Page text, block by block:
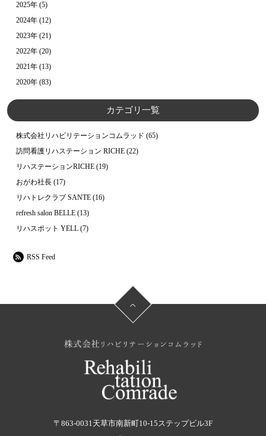
2025年(5)
2024年(12)
2023年(21)
2022年(20)
2021年(13)
2020年(83)
カテゴリ一覧
株式会社リハビリテーションコムラッド (65)
訪問看護リハステーション RICHE(22)
リハステーションRICHE(19)
おがわ社長(17)
リハトレクラブ SANTE(16)
refresh salon BELLE(13)
リハスポット YELL(7)
RSS Feed
〒863-0031 天草市南新町10-15ステップビル3F